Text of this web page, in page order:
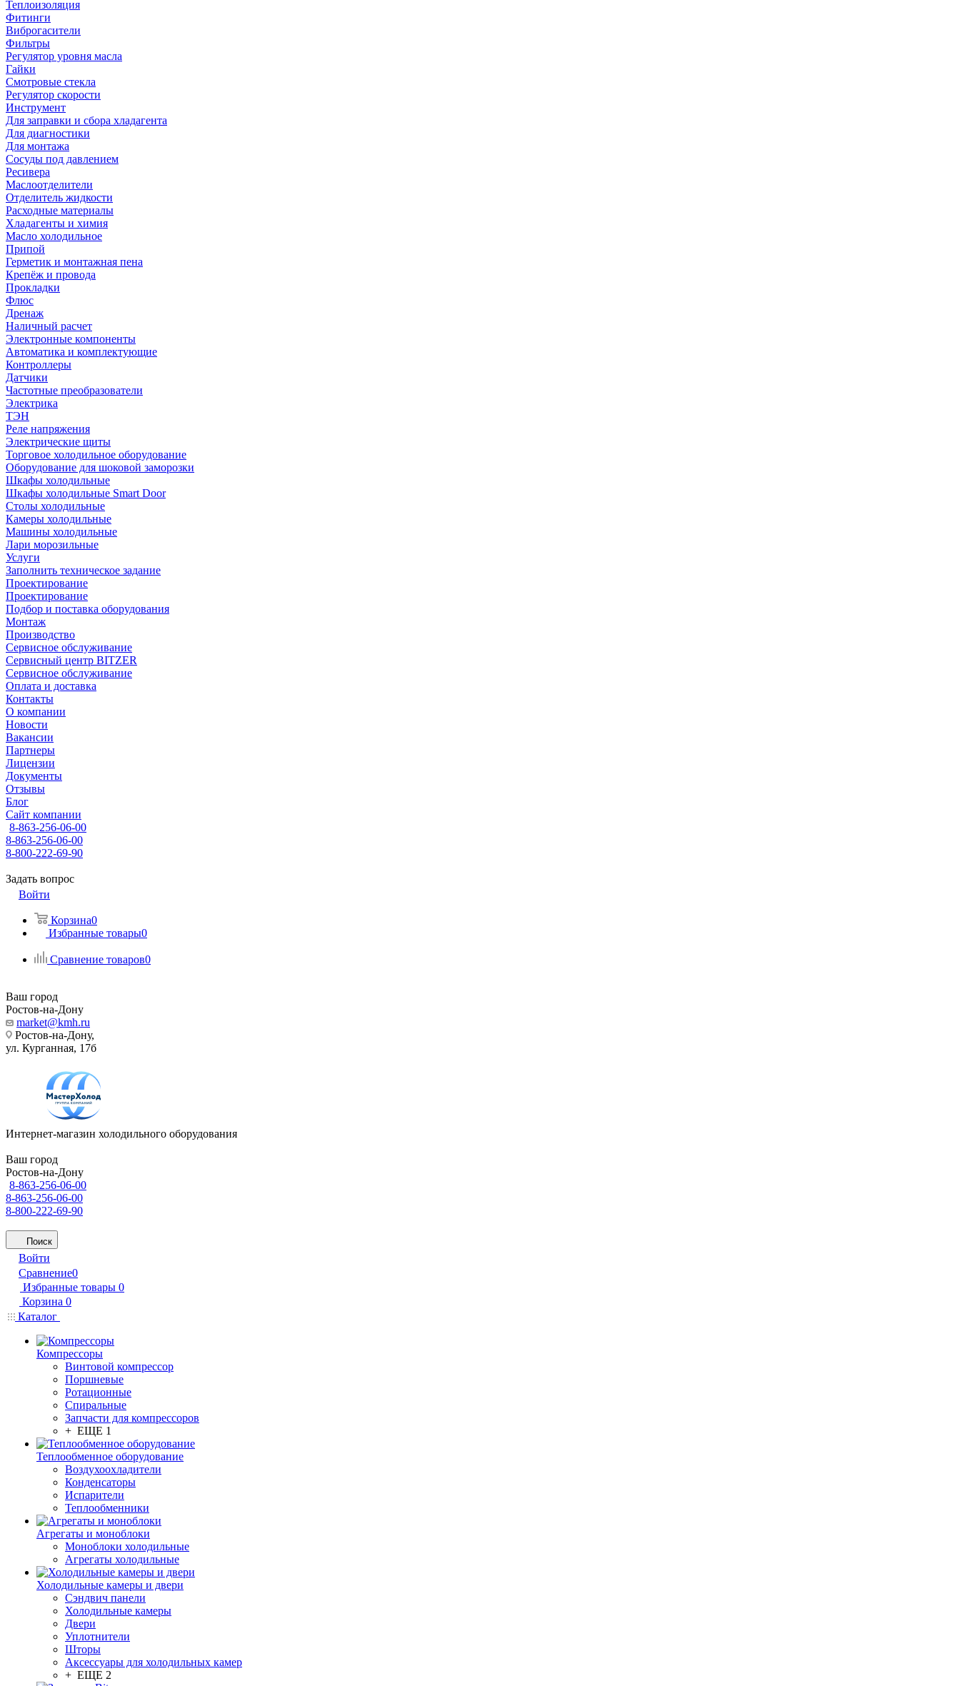
Теплоизоляция
Фитинги
Виброгасители
Фильтры
Регулятор уровня масла
Гайки
Смотровые стекла
Регулятор скорости
Инструмент
Для заправки и сбора хладагента
Для диагностики
Для монтажа
Сосуды под давлением
Ресивера
Маслоотделители
Отделитель жидкости
Расходные материалы
Хладагенты и химия
Масло холодильное
Припой
Герметик и монтажная пена
Крепёж и провода
Прокладки
Флюс
Дренаж
Наличный расчет
Электронные компоненты
Автоматика и комплектующие
Контроллеры
Датчики
Частотные преобразователи
Электрика
ТЭН
Реле напряжения
Электрические щиты
Торговое холодильное оборудование
Оборудование для шоковой заморозки
Шкафы холодильные
Шкафы холодильные Smart Door
Столы холодильные
Камеры холодильные
Машины холодильные
Лари морозильные
Услуги
Заполнить техническое задание
Проектирование
Проектирование
Подбор и поставка оборудования
Монтаж
Производство
Сервисное обслуживание
Сервисный центр BITZER
Сервисное обслуживание
Оплата и доставка
Контакты
О компании
Новости
Вакансии
Партнеры
Лицензии
Документы
Отзывы
Блог
Сайт компании
8-863-256-06-00
8-863-256-06-00
8-800-222-69-90
Задать вопрос
Войти
Корзина0
Избранные товары0
Сравнение товаров0
Ваш город
Ростов-на-Дону
market@kmh.ru
Ростов-на-Дону,
ул. Курганная, 17б
Интернет-магазин холодильного оборудования
Ваш город
Ростов-на-Дону
8-863-256-06-00
8-863-256-06-00
8-800-222-69-90
Поиск
Войти
Сравнение0
Избранные товары 0
Корзина 0
Каталог
Компрессоры
Винтовой компрессор
Поршневые
Ротационные
Спиральные
Запчасти для компрессоров
+ ЕЩЕ 1
Теплообменное оборудование
Воздухоохладители
Конденсаторы
Испарители
Теплообменники
Агрегаты и моноблоки
Моноблоки холодильные
Агрегаты холодильные
Холодильные камеры и двери
Сэндвич панели
Холодильные камеры
Двери
Уплотнители
Шторы
Аксессуары для холодильных камер
+ ЕЩЕ 2